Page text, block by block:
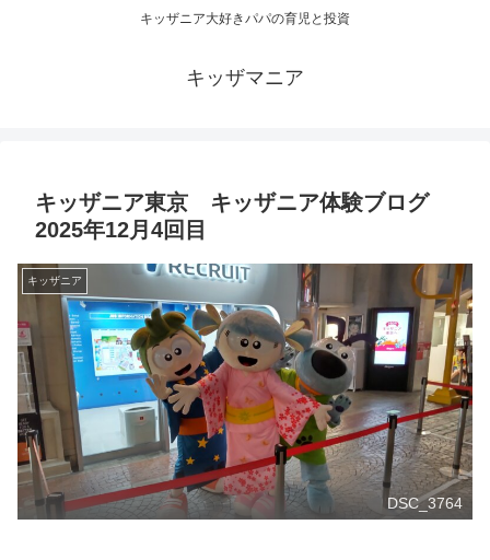
キッザニア大好きパパの育児と投資
キッザマニア
キッザニア東京 キッザニア体験ブログ
2025年12月4回目
キッザニア
DSC_3764